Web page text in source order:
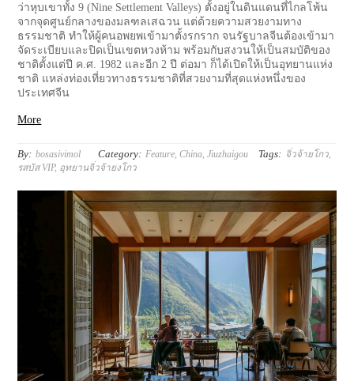
ว่าหุบเขาทั้ง 9 (Nine Settlement Valleys) ตั้งอยู่ในดินแดนที่ไกลโพ้น
จากจุดศูนย์กลางของมลฑลเสฉวน แต่ด้วยความสวยงามทาง
ธรรมชาติ ทำให้ผู้คนอพยพเข้ามาตั้งรกราก จนรัฐบาลจีนต้องเข้ามา
จัดระเบียบและปิดเป็นเขตหวงห้าม พร้อมกับสงวนให้เป็นสมบัติของ
ชาติตั้งแต่ปี ค.ศ. 1982 และอีก 2 ปี ต่อมา ก็ได้เปิดให้เป็นอุทยานแห่ง
ชาติ แหล่งท่องเที่ยวทางธรรมชาติที่สวยงามที่สุดแห่งหนึ่งของ
ประเทศจีน
More
By: bosasivimol Category: Feature,China,Jiuzhaigou Tags: จิ่วจ้ายโกว,
รสบัส VIP, อุทยานจิ่วจ้ายงโกว